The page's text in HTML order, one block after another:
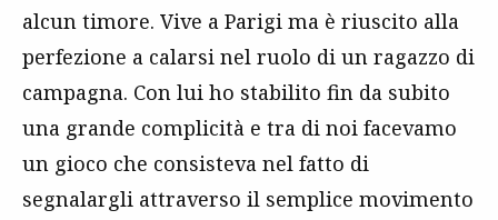
alcun timore. Vive a Parigi ma è riuscito alla
perfezione a calarsi nel ruolo di un ragazzo di
campagna. Con lui ho stabilito fin da subito
una grande complicità e tra di noi facevamo
un gioco che consisteva nel fatto di
segnalargli attraverso il semplice movimento